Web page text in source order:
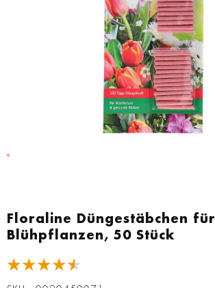
Floraline Düngestäbchen für
Blühpflanzen, 50 Stück
★★★★★
Anfang
der
Bildgalerie
springen